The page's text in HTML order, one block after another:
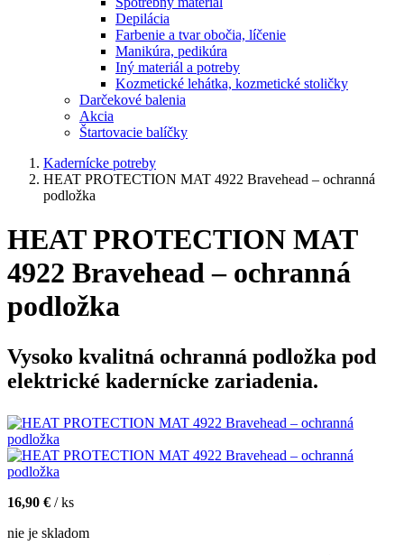
Depilácia
Farbenie a tvar obočia, líčenie
Manikúra, pedikúra
Iný materiál a potreby
Kozmetické lehátka, kozmetické stoličky
Darčekové balenia
Akcia
Štartovacie balíčky
Kadernícke potreby
HEAT PROTECTION MAT 4922 Bravehead – ochranná
podložka
HEAT PROTECTION MAT
4922 Bravehead – ochranná
podložka
Vysoko kvalitná ochranná podložka pod
elektrické kadernícke zariadenia.
16,90 € / ks
nie je skladom